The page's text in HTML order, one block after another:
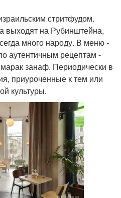
стритфудом.
выходят на Рубинштейна,
много народу. В меню -
аутентичным рецептам -
занаф. Периодически в
приуроченные к тем или
культуры.